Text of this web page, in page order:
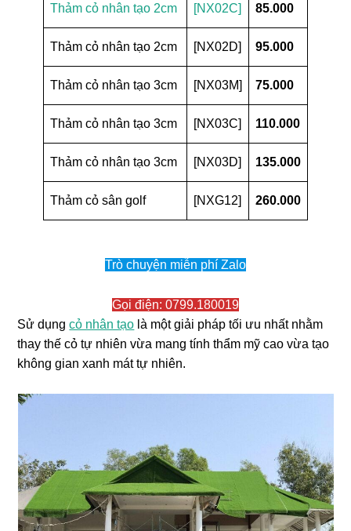
Thảm cỏ nhân tạo 2cm [NX02C] 85.000
Thảm cỏ nhân tạo 2cm [NX02D] 95.000
Thảm cỏ nhân tạo 3cm [NX03M] 75.000
Thảm cỏ nhân tạo 3cm [NX03C] 110.000
Thảm cỏ nhân tạo 3cm [NX03D] 135.000
Thảm cỏ sân golf [NXG12] 260.000
Trò chuyện miễn phí Zalo
Gọi điện: 0799.180019
Sử dụngcỏ nhân tạo là một giải pháp tối ưu nhất nhằm
thay thế cỏ tự nhiên vừa mang tính thẩm mỹ cao vừa tạo
không gian xanh mát tự nhiên.